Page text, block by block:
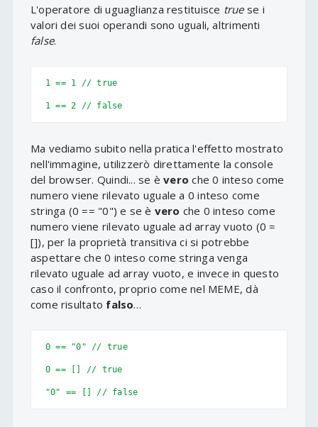
L'operatore di uguaglianza restituisce truese i
valori dei suoi operandi sono uguali, altrimenti
false.
1 == 1 // true
1 == 2 // false
Ma vediamo subito nella pratica l'effetto mostrato
nell'immagine, utilizzerò direttamente la console
del browser. Quindi... se èvero che 0 inteso come
numero viene rilevato uguale a 0 inteso come
stringa (0 == "0") e se è vero che 0 inteso come
numero viene rilevato uguale ad array vuoto (0 =
[]), per la proprietà transitiva ci si potrebbe
aspettare che 0 inteso come stringa venga
rilevato uguale ad array vuoto, e invece in questo
caso il confronto, proprio come nel MEME, dà
come risultato falso…
0 == "0" // true
0 == [] // true
"0" == [] // false